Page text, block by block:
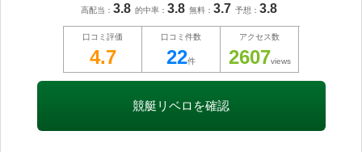
高配当： 3.8 的中率： 3.8 無料： 3.7 予想： 3.8
口コミ評価
4.7
口コミ件数
22件
アクセス数
2607views
競艇リベロを確認